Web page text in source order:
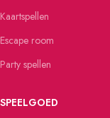
Kaartspellen
Escape room
Party spellen
SPEELGOED